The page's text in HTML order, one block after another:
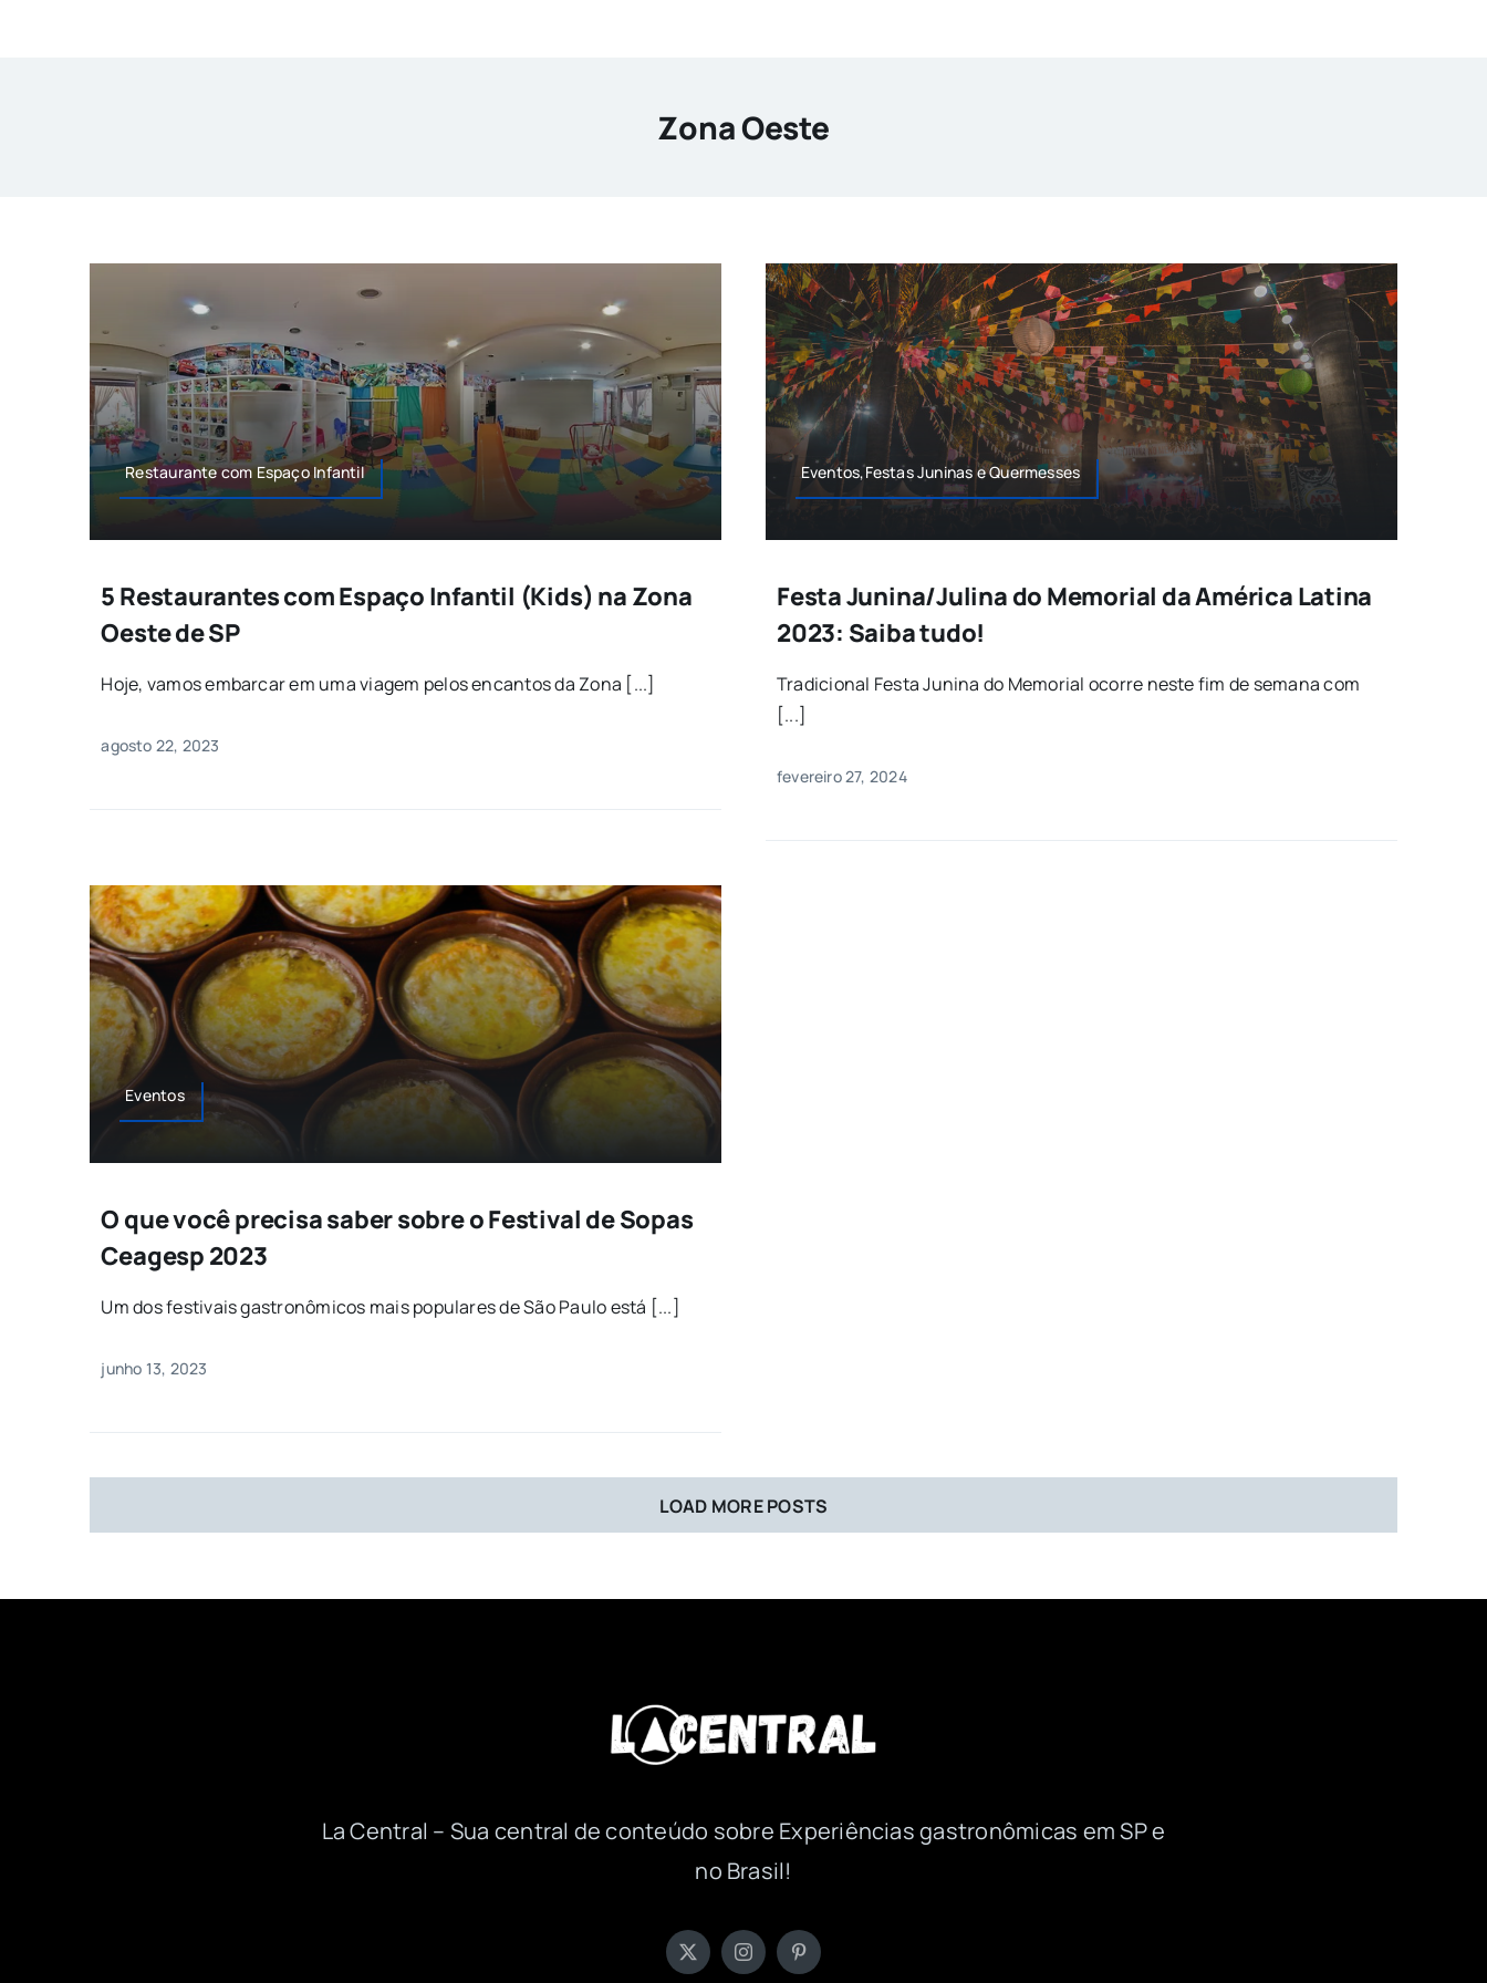
Zona Oeste
Restaurante com Espaço Infantil
5 Restaurantes com Espaço Infantil (Kids) na Zona
Oeste de SP
Hoje, vamos embarcar em uma viagem pelos encantos da Zona [...]
agosto 22, 2023
Eventos,Festas Juninas e Quermesses
Festa Junina/Julina do Memorial da América Latina
2023: Saiba tudo!
Tradicional Festa Junina do Memorial ocorre neste fim de semana com
[...]
fevereiro 27, 2024
Eventos
O que você precisa saber sobre o Festival de Sopas
Ceagesp 2023
Um dos festivais gastronômicos mais populares de São Paulo está [...]
junho 13, 2023
LOAD MORE POSTS
La Central – Sua central de conteúdo sobre Experiências gastronômicas em SP e
no Brasil!